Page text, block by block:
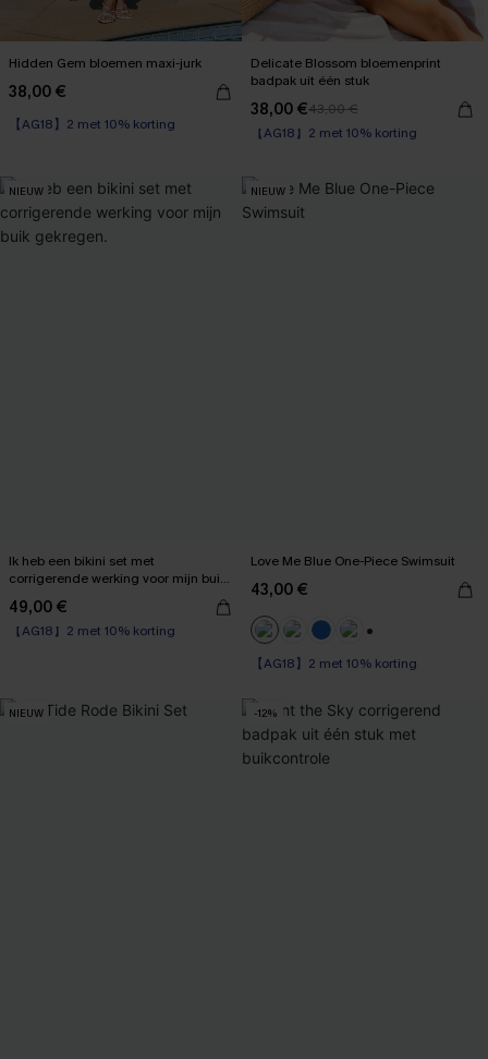
Hidden Gem bloemen maxi-jurk
38,00 €
【AG18】2 met 10% korting
Delicate Blossom bloemenprint
badpak uit één stuk
38,00 €43,00 €
【AG18】2 met 10% korting
Corrigerend badpak
NIEUW
Ik heb een bikini set met
corrigerende werking voor mijn buik
49,00 €
【AG18】2 met 10% korting
High Waist
NIEUW
Love Me Blue One-Piece Swimsuit
43,00 €
【AG18】2 met 10% korting
NIEUW -12%